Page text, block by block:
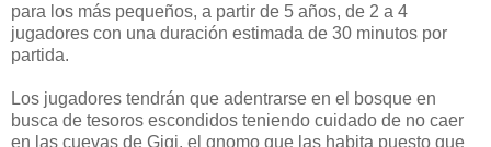
para los más pequeños, a partir de 5 años, de 2 a 4
jugadores con una duración estimada de 30 minutos por
partida.
Los jugadores tendrán que adentrarse en el bosque en
busca de tesoros escondidos teniendo cuidado de no caer
en las cuevas de Gigi, el gnomo que las habita puesto que